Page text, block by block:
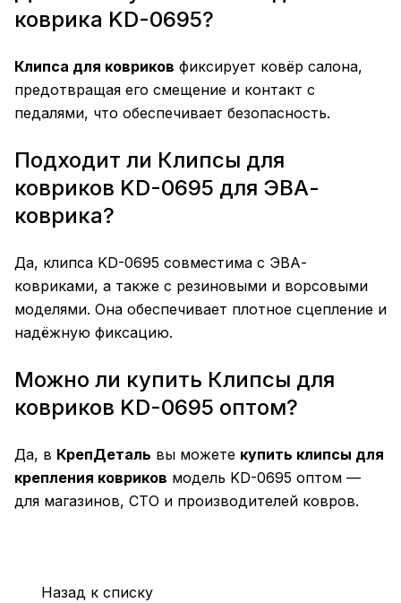
коврика KD-0695?
Клипса для ковриков фиксирует ковёр салона,
предотвращая его смещение и контакт с
педалями, что обеспечивает безопасность.
Подходит ли Клипсы для
ковриков KD-0695 для ЭВА-
коврика?
Да, клипса KD-0695 совместима с ЭВА-
ковриками, а также с резиновыми и ворсовыми
моделями. Она обеспечивает плотное сцепление и
надёжную фиксацию.
Можно ли купить Клипсы для
ковриков KD-0695 оптом?
Да, в КрепДеталь вы можете купить клипсы для
крепления ковриков модель KD-0695 оптом —
для магазинов, СТО и производителей ковров.
Назад к списку